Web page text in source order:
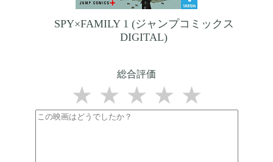
SPY×FAMILY 1 (ジャンプコミックス
DIGITAL)
総合評価
★
★
★
★
★